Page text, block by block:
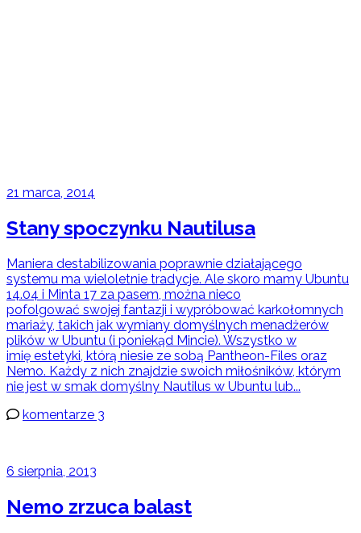
21 marca, 2014
Stany spoczynku Nautilusa
Maniera destabilizowania poprawnie działającego
systemu ma wieloletnie tradycje. Ale skoro mamy Ubuntu
14.04 i Minta 17 za pasem, można nieco
pofolgować swojej fantazji i wypróbować karkołomnych
mariaży, takich jak wymiany domyślnych menadżerów
plików w Ubuntu (i poniekąd Mincie). Wszystko w
imię estetyki, którą niesie ze sobą Pantheon-Files oraz
Nemo. Każdy z nich znajdzie swoich miłośników, którym
nie jest w smak domyślny Nautilus w Ubuntu lub...
komentarze 3
6 sierpnia, 2013
Nemo zrzuca balast